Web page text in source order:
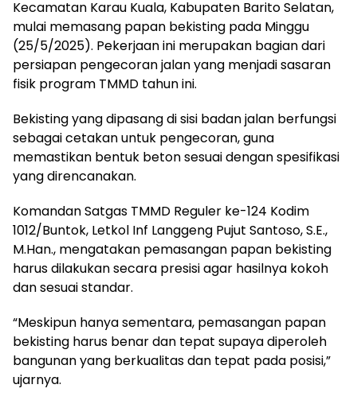
Kecamatan Karau Kuala, Kabupaten Barito Selatan,
mulai memasang papan bekisting pada Minggu
(25/5/2025). Pekerjaan ini merupakan bagian dari
persiapan pengecoran jalan yang menjadi sasaran
fisik program TMMD tahun ini.
Bekisting yang dipasang di sisi badan jalan berfungsi
sebagai cetakan untuk pengecoran, guna
memastikan bentuk beton sesuai dengan spesifikasi
yang direncanakan.
Komandan Satgas TMMD Reguler ke-124 Kodim
1012/Buntok, Letkol Inf Langgeng Pujut Santoso, S.E.,
M.Han., mengatakan pemasangan papan bekisting
harus dilakukan secara presisi agar hasilnya kokoh
dan sesuai standar.
“Meskipun hanya sementara, pemasangan papan
bekisting harus benar dan tepat supaya diperoleh
bangunan yang berkualitas dan tepat pada posisi,”
ujarnya.